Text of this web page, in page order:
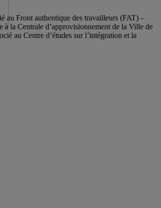
Front authentique des travailleurs (FAT) –
la Centrale d’approvisionnement de la Ville de
au Centre d’études sur l’intégration et la